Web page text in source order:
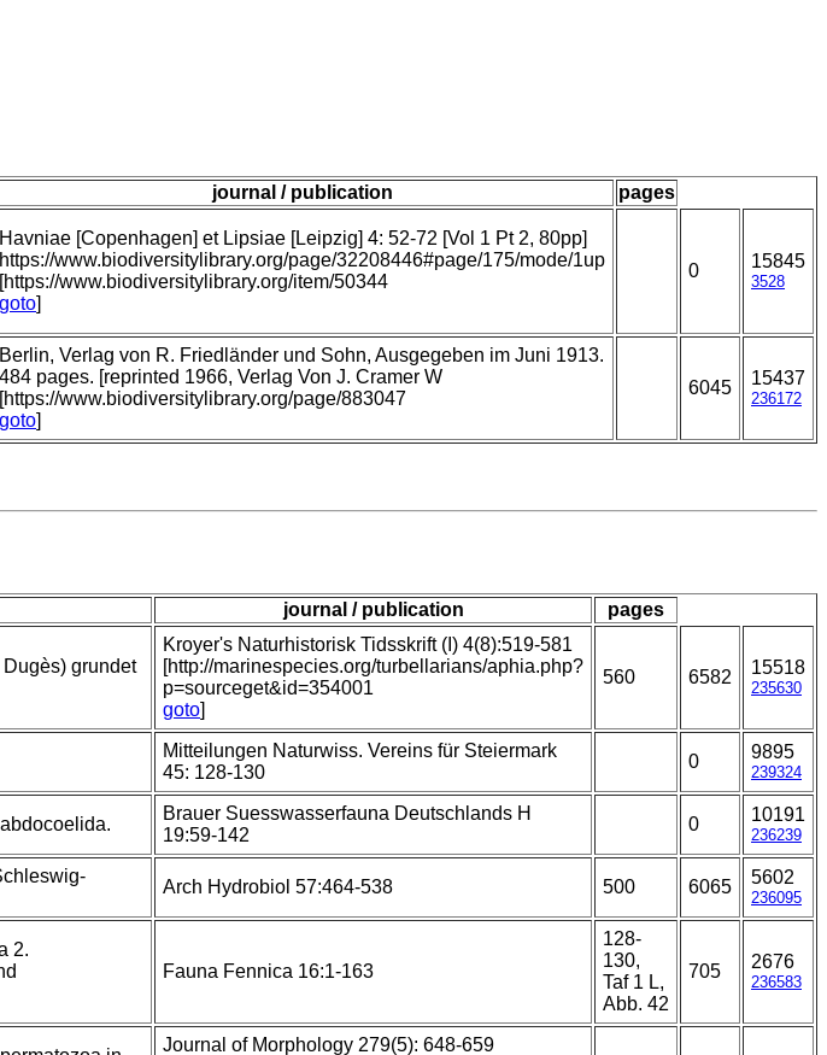
journal / publication pages
Havniae [Copenhagen] et Lipsiae [Leipzig] 4: 52-72 [Vol 1 Pt 2, 80pp]
https://www.biodiversitylibrary.org/page/32208446#page/175/mode/1up
[https://www.biodiversitylibrary.org/item/50344
goto]
0 15845
3528
Berlin, Verlag von R. Friedländer und Sohn, Ausgegeben im Juni 1913.
484 pages. [reprinted 1966, Verlag Von J. Cramer W
[https://www.biodiversitylibrary.org/page/883047
goto]
6045 15437
236172
journal / publication pages
grundet
Kroyer's Naturhistorisk Tidsskrift (I) 4(8):519-581
[http://marinespecies.org/turbellarians/aphia.php?
p=sourceget&id=354001
goto]
560 6582 15518
235630
Mitteilungen Naturwiss. Vereins für Steiermark
45: 128-130
0 9895
239324
Brauer Suesswasserfauna Deutschlands H
19:59-142
0 10191
236239
Arch Hydrobiol 57:464-538 500 6065 5602
236095
2.
Fauna Fennica 16:1-163
128-
130,
Taf 1 L,
Abb. 42
705 2676
236583
Journal of Morphology 279(5): 648-659